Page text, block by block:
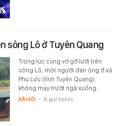
Lô ở Tuyên Quang
Trong lúc cùng vợ gỡ lưới trên
sông Lô, một người đàn ông ở xã
Phù Lưu (tỉnh Tuyên Quang)
không may trượt ngã xuống…
XÃ HỘI - 6 giờ trước